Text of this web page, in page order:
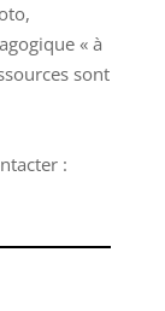
« à
sont
: